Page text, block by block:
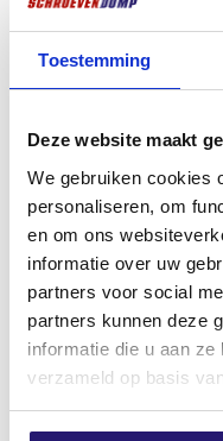
Toestemming
Deze website maakt
We gebruiken cookies
personaliseren, om
en om ons
informatie over uw
partners voor social
partners kunnen deze
informatie die u aan
verzameld op basis
100 Tage
Kundenbewertung
BESCHREIBUNG
REZENSIONEN (0)
Die Zylinderkopf-
ideal für
Kopfes schmiegt
an und sorgt so für
Abschluss.
Antrieb. Die
Mehr anzeigen